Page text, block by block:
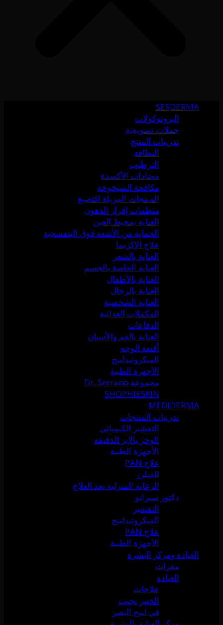
SESDERMA
البروتوكولات
حملات تسويقية
تدريبات المنتج
النظافة
الترطيب
مضادات الأكسدة
مكافحة الشيخوخة
المنتجات المزيلة للتصبغ
منظمات إفراز الدهون
العناية بمحيط العين
الحماية من الأشعة فوق البنفسجية
علاج الإكزيما
العناية بالشعر
العناية الخاصة بالجسم
العناية بالأطفال
العناية بالرجال
العناية الشخصية
المكملات الغذائية
الدفاعات
العناية بالفم والأسنان
أقنعة الوجه
الميكرونيدلينج
الأجهزة الطبية
مجموعة Dr. Serrano
SHOPHIESKIN
MEDIDERMA
تدريبات المنتجات
التقشير الكيميائي
الوخز بالإبر الدقيقة
الأجهزة الطبية
علاج PAN
الفيلرز
الرعاية المنزلية بعد العلاج
دكتور سيرانو
التقشير
الميكرونيدلينج
علاج PAN
الأجهزة الطبية
العيادة ومركز البشرة
مقرات
العيادة
علاجات
الخبير يجيب
في لمح البصر